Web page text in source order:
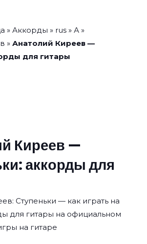
» Аккорды » rus » А »
» Анатолий Киреев —
для гитары
Киреев —
аккорды для
Ступеньки — как играть на
для гитары на официальном
на гитаре